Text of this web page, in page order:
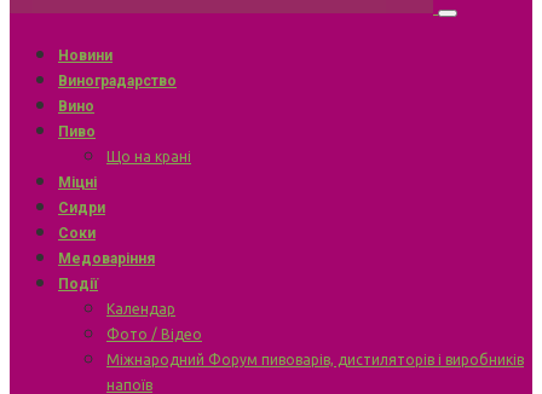
Новини
Виноградарство
Вино
Пиво
Що на крані
Міцні
Сидри
Соки
Медоваріння
Події
Календар
Фото / Відео
Міжнародний Форум пивоварів, дистиляторів і виробників
напоїв